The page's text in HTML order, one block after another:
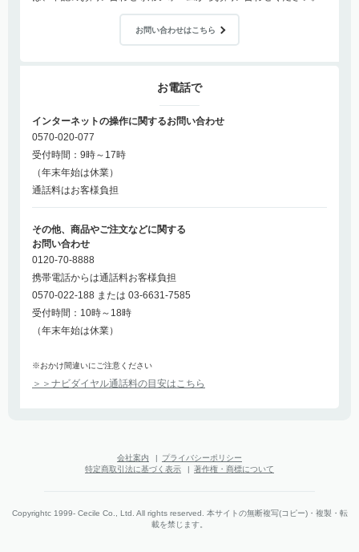
お問い合わせはこちら
お電話で
インターネットの操作に関するお問い合わせ
0570-020-077
受付時間：9時～17時
（年末年始は休業）
通話料はお客様負担
その他、商品やご注文などに関する
お問い合わせ
0120-70-8888
携帯電話からは通話料お客様負担
0570-022-188 または 03-6631-7585
受付時間：10時～18時
（年末年始は休業）
※おかけ間違いにご注意ください
＞＞ナビダイヤル通話料の目安はこちら
会社案内
プライバシーポリシー
特定商取引法に基づく表示
著作権・商標について
Copyrightc 1999- Cecile Co., Ltd. All rights reserved. 本サイトの無断複写(コピー)・複製・転
載を禁じます。